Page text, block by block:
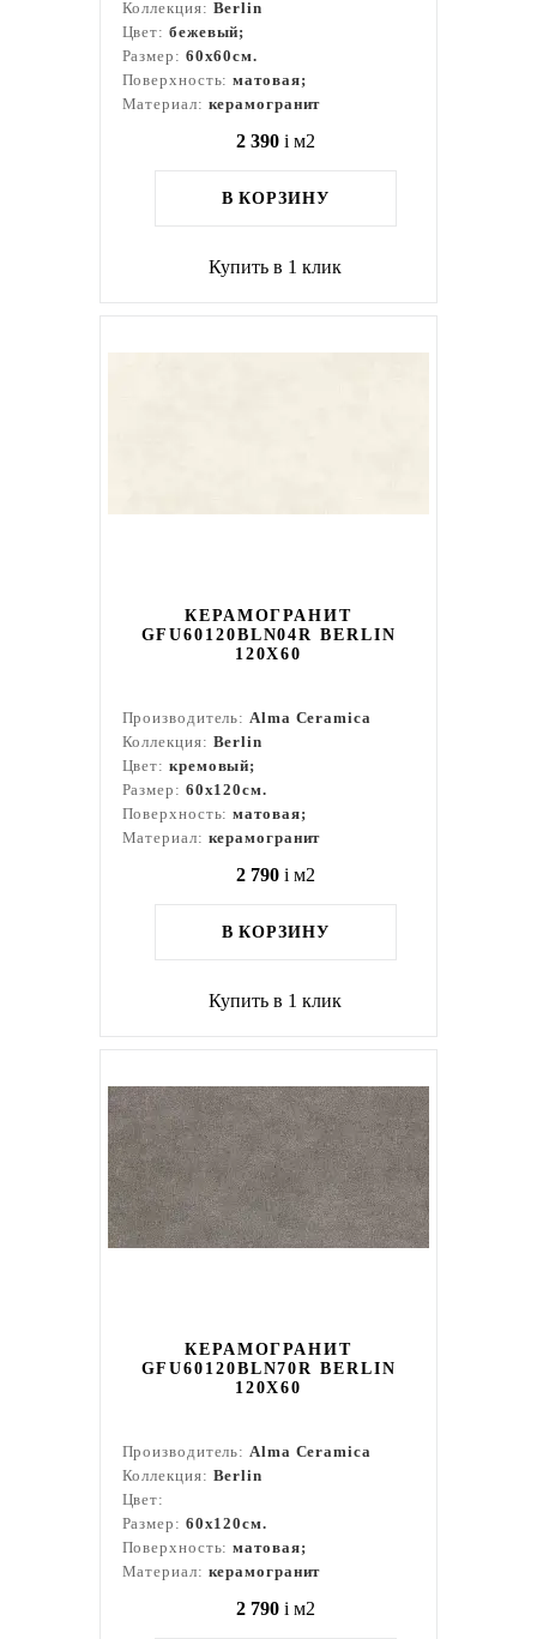
Коллекция: Berlin
Цвет: бежевый;
Размер: 60x60см.
Поверхность:матовая;
Материал: керамогранит
2 390 i м2
В КОРЗИНУ
Купить в 1 клик
КЕРАМОГРАНИТ
GFU60120BLN04R BERLIN
120X60
Производитель:Alma Ceramica
Коллекция: Berlin
Цвет: кремовый;
Размер: 60x120см.
Поверхность:матовая;
Материал: керамогранит
2 790 i м2
В КОРЗИНУ
Купить в 1 клик
КЕРАМОГРАНИТ
GFU60120BLN70R BERLIN
120X60
Производитель:Alma Ceramica
Коллекция: Berlin
Цвет:
Размер: 60x120см.
Поверхность:матовая;
Материал: керамогранит
2 790 i м2